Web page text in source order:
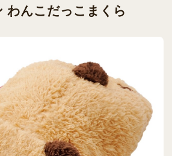
わんこだっこまくら